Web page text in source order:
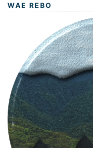
WAE REBO